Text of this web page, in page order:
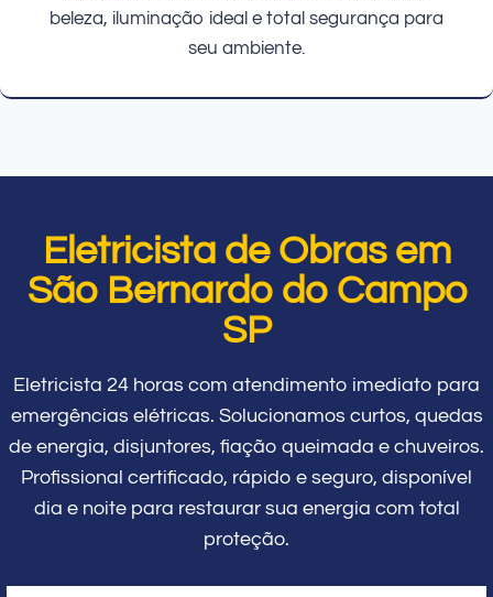
beleza, iluminação ideal e total segurança para
seu ambiente.
Eletricista de Obras em
São Bernardo do Campo
SP
Eletricista 24 horas com atendimento imediato para
emergências elétricas. Solucionamos curtos, quedas
de energia, disjuntores, fiação queimada e chuveiros.
Profissional certificado, rápido e seguro, disponível
dia e noite para restaurar sua energia com total
proteção.